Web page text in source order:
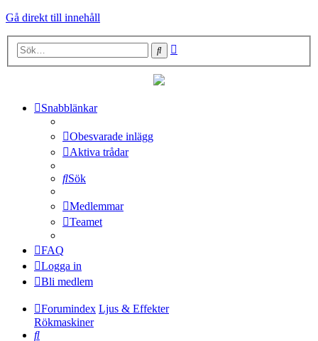
Gå direkt till innehåll
Sök
Snabblänkar
Obesvarade inlägg
Aktiva trådar
Sök
Medlemmar
Teamet
FAQ
Logga in
Bli medlem
Forumindex Ljus & Effekter
Rökmaskiner
Sök